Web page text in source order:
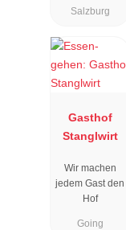
Salzburg
Gasthof
Stanglwirt
Wir machen
jedem Gast den
Hof
Going